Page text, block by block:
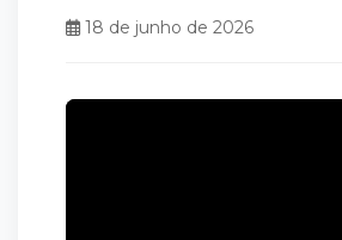
18 de junho de 2026